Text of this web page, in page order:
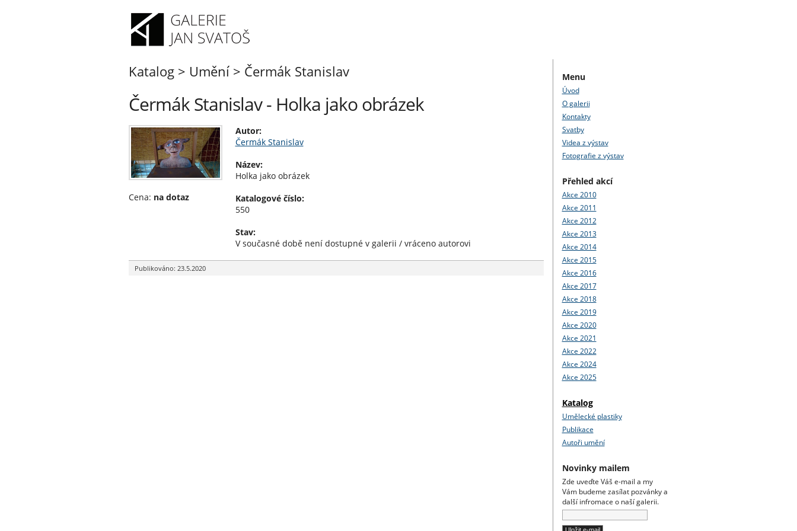
Katalog> Umění> Čermák Stanislav
Čermák Stanislav - Holka jako obrázek
Cena: na dotaz
Autor:
Čermák Stanislav
Název:
Holka jako obrázek
Katalogové číslo:
550
Stav:
V současné době není dostupné v galerii / vráceno autorovi
Publikováno: 23.5.2020
Menu
Úvod
O galerii
Kontakty
Svatby
Videa z výstav
Fotografie z výstav
Přehled akcí
Akce 2010
Akce 2011
Akce 2012
Akce 2013
Akce 2014
Akce 2015
Akce 2016
Akce 2017
Akce 2018
Akce 2019
Akce 2020
Akce 2021
Akce 2022
Akce 2024
Akce 2025
Katalog
Umělecké plastiky
Publikace
Autoři umění
Novinky mailem
Zde uveďte Váš e-mail a my
Vám budeme zasílat pozvánky a
další infromace o naší galerii.